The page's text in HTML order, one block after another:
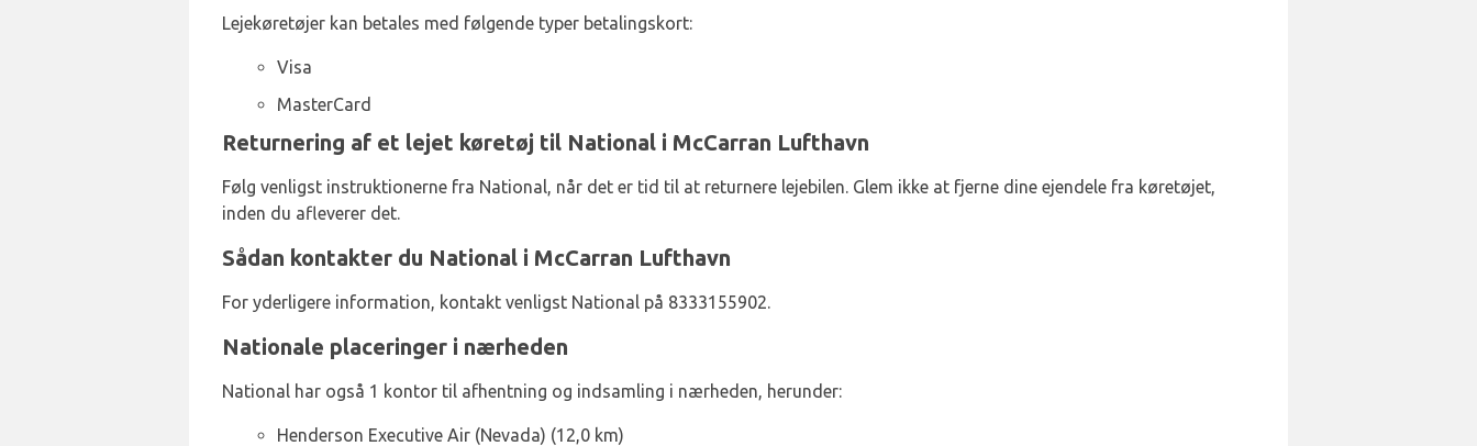
Lejekøretøjer kan betales med følgende typer betalingskort:
Visa
MasterCard
Returnering af et lejet køretøj til National i McCarran Lufthavn
Følg venligst instruktionerne fra National, når det er tid til at returnere lejebilen. Glem ikke at fjerne dine ejendele fra køretøjet,
inden du afleverer det.
Sådan kontakter du National i McCarran Lufthavn
For yderligere information, kontakt venligst National på 8333155902.
Nationale placeringer i nærheden
National har også 1 kontor til afhentning og indsamling i nærheden, herunder:
Henderson Executive Air (Nevada) (12,0 km)